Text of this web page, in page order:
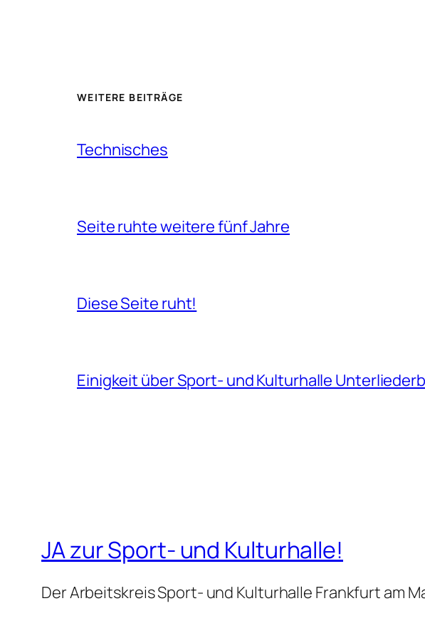
WEITERE BEITRÄGE
Technisches
Seite ruhte weitere fünf Jahre
Diese Seite ruht!
Einigkeit über Sport- und Kulturhalle
JA zur Sport- und Kulturhalle!
Der Arbeitskreis Sport- und Kulturhalle Frankfurt am